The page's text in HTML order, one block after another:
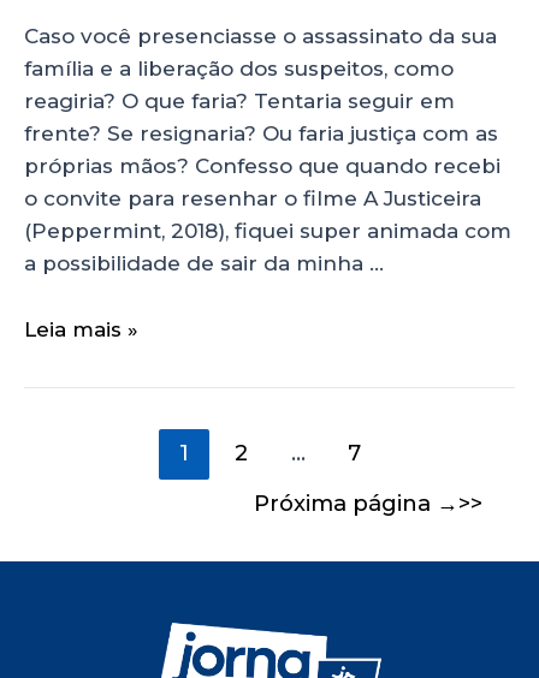
Caso você presenciasse o assassinato da sua
família e a liberação dos suspeitos, como
reagiria? O que faria? Tentaria seguir em
frente? Se resignaria? Ou faria justiça com as
próprias mãos? Confesso que quando recebi
o convite para resenhar o filme A Justiceira
(Peppermint, 2018), fiquei super animada com
a possibilidade de sair da minha …
Leia mais »
1 2 …
7
Próxima página →